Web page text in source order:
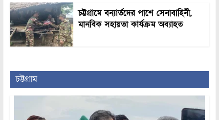
চট্টগ্রামে বন্যার্তদের পাশে সেনাবাহিনী,
মানবিক সহায়তা কার্যক্রম অব্যাহত
চট্টগ্রাম